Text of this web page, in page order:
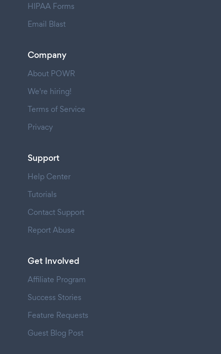
HIPAA Forms
Email Blast
Company
About POWR
We're hiring!
Terms of Service
Privacy
Support
Help Center
Tutorials
Contact Support
Report Abuse
Get Involved
Affiliate Program
Success Stories
Feature Requests
Guest Blog Post